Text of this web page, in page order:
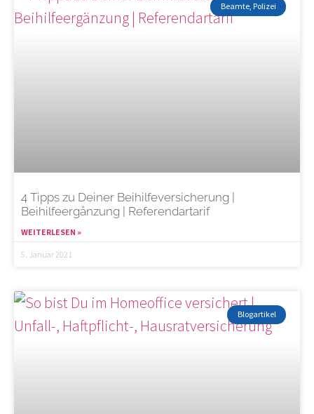
Beamte, Polizei
4 Tipps zu Deiner Beihilfeversicherung |
Beihilfeergänzung | Referendartarif
WEITERLESEN »
5. Januar 2021
Blogartikel